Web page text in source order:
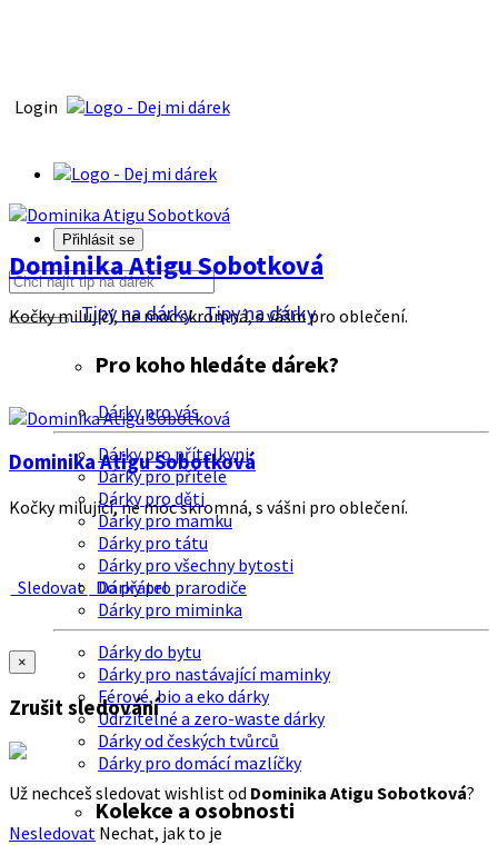
Login
Přihlásit se
Tipy na dárkyTipy na dárky
Pro koho hledáte dárek?
Dárky pro vás
Dárky pro přítelkyni
Dárky pro přítele
Dárky pro děti
Dárky pro mamku
Dárky pro tátu
Dárky pro všechny bytosti
Dárky pro prarodiče
Dárky pro miminka
Dárky do bytu
Dárky pro nastávající maminky
Férové, bio a eko dárky
Udržitelné a zero-waste dárky
Dárky od českých tvůrců
Dárky pro domácí mazlíčky
Kolekce a osobnosti
Dominika Atigu Sobotková
Kočky milující, ne moc skromná, s vášni pro oblečení.
Dominika Atigu Sobotková
Kočky milující, ne moc skromná, s vášni pro oblečení.
Sledovat Do přátel
×
Zrušit sledování
Už nechceš sledovat wishlist od Dominika Atigu Sobotková?
Nesledovat Nechat, jak to je